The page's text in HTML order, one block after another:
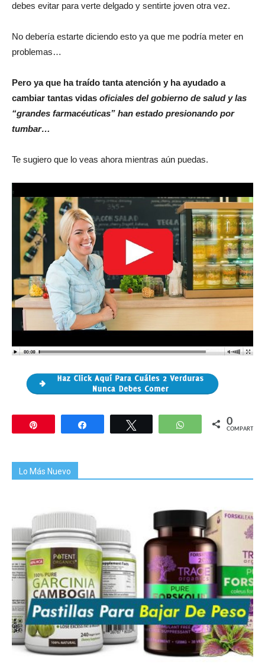
debes evitar para verte delgado y sentirte joven otra vez.
No debería estarte diciendo esto ya que me podría meter en
problemas…
Pero ya que ha traído tanta atención y ha ayudado a
cambiar tantas vidas oficiales del gobierno de salud y las
“grandes farmacéuticas” han estado presionando por
tumbar…
Te sugiero que lo veas ahora mientras aún puedas.
Compartir WhatsApp
0
COMPARTIR
Lo Más Nuevo